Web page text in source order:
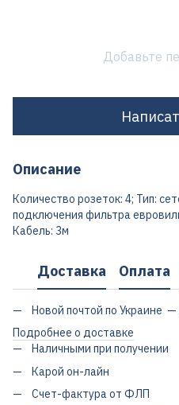
Добавьте
Описание
Количество розеток: 4; Тип:
подключения фильтра
Кабель: 3м
Доставка Оплата
Новой почтой по Украине —
Подробнее о доставке
Наличными при получении
Карой он-лайн
Счет-фактура от ФЛП